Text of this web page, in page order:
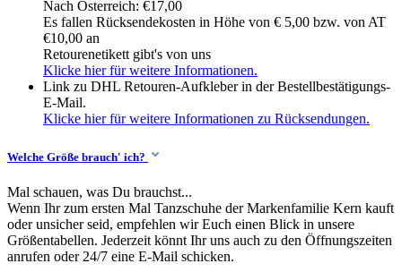
Nach Österreich: €17,00
Es fallen Rücksendekosten in Höhe von € 5,00 bzw. von AT
€10,00 an
Retourenetikett gibt's von uns
Klicke hier für weitere Informationen.
Link zu DHL Retouren-Aufkleber in der Bestellbestätigungs-
E-Mail.
Klicke hier für weitere Informationen zu Rücksendungen.
Welche Größe brauch' ich?
Mal schauen, was Du brauchst...
Wenn Ihr zum ersten Mal Tanzschuhe der Markenfamilie Kern kauft
oder unsicher seid, empfehlen wir Euch einen Blick in unsere
Größentabellen. Jederzeit könnt Ihr uns auch zu den Öffnungszeiten
anrufen oder 24/7 eine E-Mail schicken.